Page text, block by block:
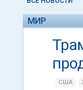
МИР
США